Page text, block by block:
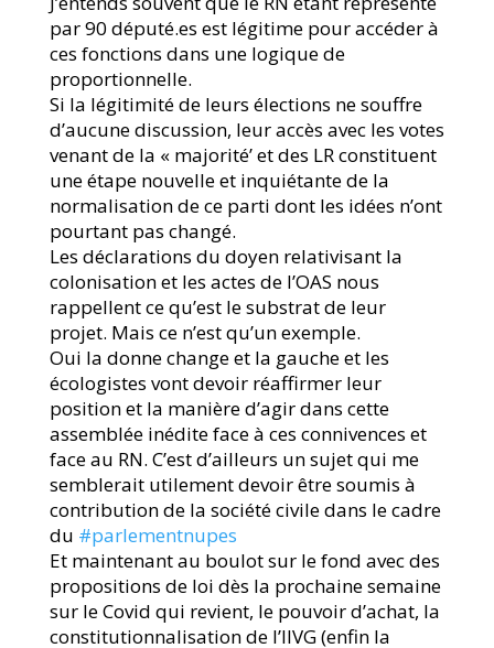
par 90 député.es est légitime pour accéder à
ces fonctions dans une logique de
proportionnelle.
Si la légitimité de leurs élections ne souffre
d’aucune discussion, leur accès avec les votes
venant de la « majorité’ et des LR constituent
une étape nouvelle et inquiétante de la
normalisation de ce parti dont les idées n’ont
pourtant pas changé.
Les déclarations du doyen relativisant la
colonisation et les actes de l’OAS nous
rappellent ce qu’est le substrat de leur
projet. Mais ce n’est qu’un exemple.
Oui la donne change et la gauche et les
écologistes vont devoir réaffirmer leur
position et la manière d’agir dans cette
assemblée inédite face à ces connivences et
face au RN. C’est d’ailleurs un sujet qui me
semblerait utilement devoir être soumis à
contribution de la société civile dans le cadre
du #parlementnupes
Et maintenant au boulot sur le fond avec des
propositions de loi dès la prochaine semaine
sur le Covid qui revient, le pouvoir d’achat, la
constitutionnalisation de l’IIVG (enfin la